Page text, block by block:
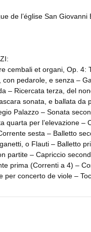
de l’église San
cembali et organi, Op. 4:
con pedarole, e senza –
– Ricercata terza, del
sonata, e ballata da
Palazzo – Sonata
quarta per l’elevazione –
sesta – Balletto
o Flauti – Balletto
partite – Capriccio
prima (Correnti a 4) –
per concerto de viole –